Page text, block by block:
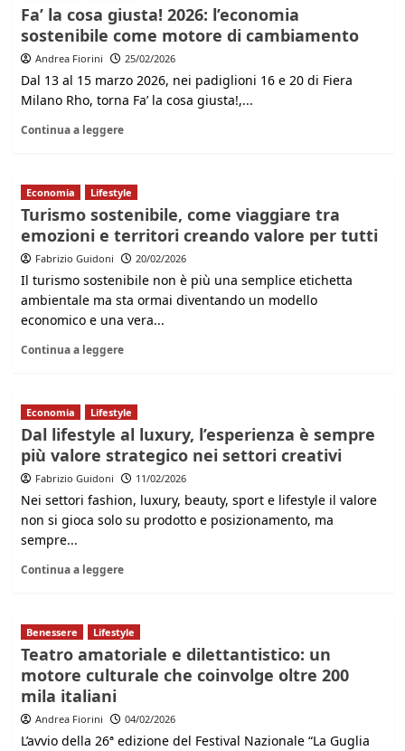
Fa’ la cosa giusta! 2026: l’economia
sostenibile come motore di cambiamento
Andrea Fiorini 25/02/2026
Dal 13 al 15 marzo 2026, nei padiglioni 16 e 20 di Fiera
Milano Rho, torna Fa’ la cosa giusta!,...
Continua a leggere
Economia Lifestyle
Turismo sostenibile, come viaggiare tra
emozioni e territori creando valore per tutti
Fabrizio Guidoni 20/02/2026
Il turismo sostenibile non è più una semplice etichetta
ambientale ma sta ormai diventando un modello
economico e una vera...
Continua a leggere
Economia Lifestyle
Dal lifestyle al luxury, l’esperienza è sempre
più valore strategico nei settori creativi
Fabrizio Guidoni 11/02/2026
Nei settori fashion, luxury, beauty, sport e lifestyle il valore
non si gioca solo su prodotto e posizionamento, ma
sempre...
Continua a leggere
Benessere Lifestyle
Teatro amatoriale e dilettantistico: un
motore culturale che coinvolge oltre 200
mila italiani
Andrea Fiorini 04/02/2026
L’avvio della 26ª edizione del Festival Nazionale “La Guglia